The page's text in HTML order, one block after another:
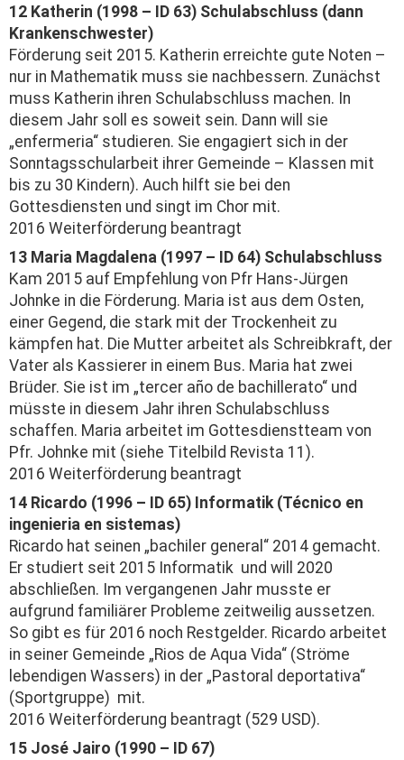
12 Katherin (1998 – ID 63) Schulabschluss (dann
Krankenschwester)
Förderung seit 2015. Katherin erreichte gute Noten –
nur in Mathematik muss sie nachbessern. Zunächst
muss Katherin ihren Schulabschluss machen. In
diesem Jahr soll es soweit sein. Dann will sie
„enfermeria“ studieren. Sie engagiert sich in der
Sonntagsschul­arbeit ihrer Gemeinde – Klassen mit
bis zu 30 Kindern). Auch hilft sie bei den
Gottesdiensten und singt im Chor mit.
2016 Weiterförderung beantragt
13 Maria Magdalena (1997 – ID 64) Schulabschluss
Kam 2015 auf Empfehlung von Pfr Hans-Jürgen
Johnke in die Förderung. Maria ist aus dem Osten,
einer Gegend, die stark mit der Trockenheit zu
kämpfen hat. Die Mutter arbeitet als Schreibkraft, der
Vater als Kassierer in einem Bus. Maria hat zwei
Brüder. Sie ist im „tercer año de bachillerato“ und
müsste in diesem Jahr ihren Schulabschluss
schaffen. Maria arbeitet im Gottesdienstteam von
Pfr. Johnke mit (siehe Titelbild Revista 11).
2016 Weiterförderung beantragt
14 Ricardo (1996 – ID 65) Informatik (Técnico en
ingenieria en sistemas)
Ricardo hat seinen „bachiler general“ 2014 gemacht.
Er studiert seit 2015 Informatik und will 2020
abschließen. Im vergangenen Jahr musste er
aufgrund familiärer Probleme zeitweilig aussetzen.
So gibt es für 2016 noch Restgelder. Ricardo arbeitet
in seiner Gemeinde „Rios de Aqua Vida“ (Ströme
lebendigen Wassers) in der „Pastoral deportativa“
(Sportgruppe) mit.
2016 Weiterförderung beantragt (529 USD).
15 José Jairo (1990 – ID 67)